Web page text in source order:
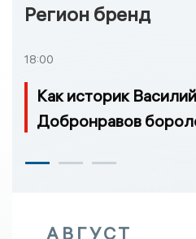
Регион бренд
18:00
Как историк
Добронравов
АВГУСТ